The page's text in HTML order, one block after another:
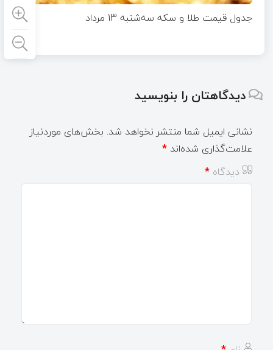
جدول قیمت طلا و سکه سه‌شنبه 13 مرداد
دیدگاهتان را بنویسید
نشانی ایمیل شما منتشر نخواهد شد. بخش‌های موردنیاز
علامت‌گذاری شده‌اند *
دیدگاه *